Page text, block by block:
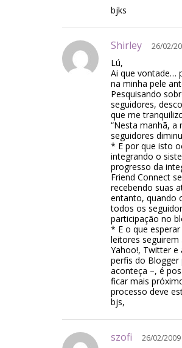
bjks
Shirley 26/02/
Lú,
Ai que vontade…
na minha pele
Pesquisando
seguidores,
que me
“Nesta manhã, a
seguidores
* E por que isto
integrando o
progresso da
Friend Connect
recebendo suas
entanto, quando
todos os
participação no
* E o que
leitores
Yahoo!, Twitter e
perfis do Blogger
aconteça –, é
ficar mais
processo deve
bjs,
szofi 26/02/